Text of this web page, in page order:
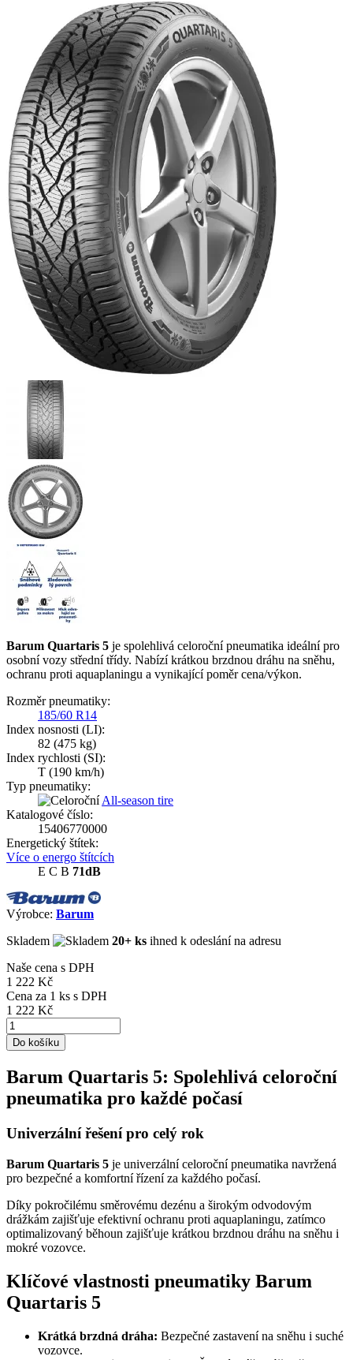
Barum Quartaris 5 je spolehlivá celoroční pneumatika ideální pro
osobní vozy střední třídy. Nabízí krátkou brzdnou dráhu na sněhu,
ochranu proti aquaplaningu a vynikající poměr cena/výkon.
Rozměr pneumatiky:
185/60 R14
Index nosnosti (LI):
82 (475 kg)
Index rychlosti (SI):
T (190 km/h)
Typ pneumatiky:
All-season tire
Katalogové číslo:
15406770000
Energetický štítek:
Více o energo štítcích
E C B 71dB
Výrobce: Barum
Skladem
20+ ks ihned k odeslání na adresu
Naše cena s DPH
1 222 Kč
Cena za 1 ks s DPH
1 222 Kč
Do košíku
Barum Quartaris 5: Spolehlivá celoroční
pneumatika pro každé počasí
Univerzální řešení pro celý rok
Barum Quartaris 5 je univerzální celoroční pneumatika navržená
pro bezpečné a komfortní řízení za každého počasí.
Díky pokročilému směrovému dezénu a širokým odvodovým
drážkám zajišťuje efektivní ochranu proti aquaplaningu, zatímco
optimalizovaný běhoun zajišťuje krátkou brzdnou dráhu na sněhu i
mokré vozovce.
Klíčové vlastnosti pneumatiky Barum
Quartaris 5
Krátká brzdná dráha: Bezpečné zastavení na sněhu i suché
vozovce.